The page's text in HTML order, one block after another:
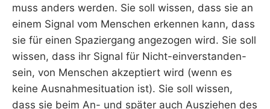
muss anders werden. Sie soll wissen, dass sie an
einem Signal vom Menschen erkennen kann, dass
sie für einen Spaziergang angezogen wird. Sie soll
wissen, dass ihr Signal für Nicht-einverstanden-
sein, von Menschen akzeptiert wird (wenn es
keine Ausnahmesituation ist). Sie soll wissen,
dass sie beim An- und später auch Ausziehen des